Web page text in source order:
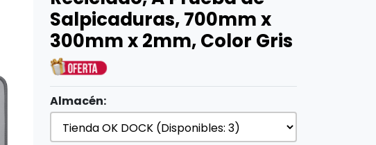
Salpicaduras, 700mm x
300mm x 2mm, Color Gris
Almacén: